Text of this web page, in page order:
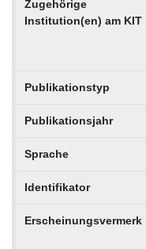
Zugehörige
Institution(en) am KIT
Publikationstyp
Publikationsjahr
Sprache
Identifikator
Erscheinungsvermerk